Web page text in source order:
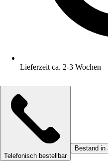
Lieferzeit ca. 2-3 Wochen
Telefonisch bestellbar
Bestand in